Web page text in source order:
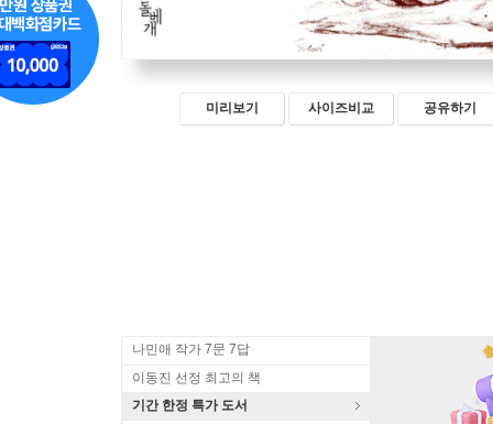
미리보기 사이즈비교 공유하기
나민애 작가 7문 7답
이동진 선정 최고의 책
기간 한정 특가 도서